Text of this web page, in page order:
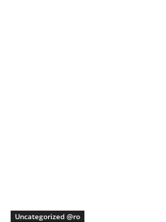
Uncategorized @ro